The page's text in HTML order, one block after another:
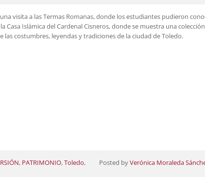
visita a las Termas Romanas, donde los estudiantes pudieron
Islámica del Cardenal Cisneros, donde se muestra una
costumbres, leyendas y tradiciones de la ciudad de Toledo.
Posted byVerónica Moraleda
, PATRIMONIO,Toledo,